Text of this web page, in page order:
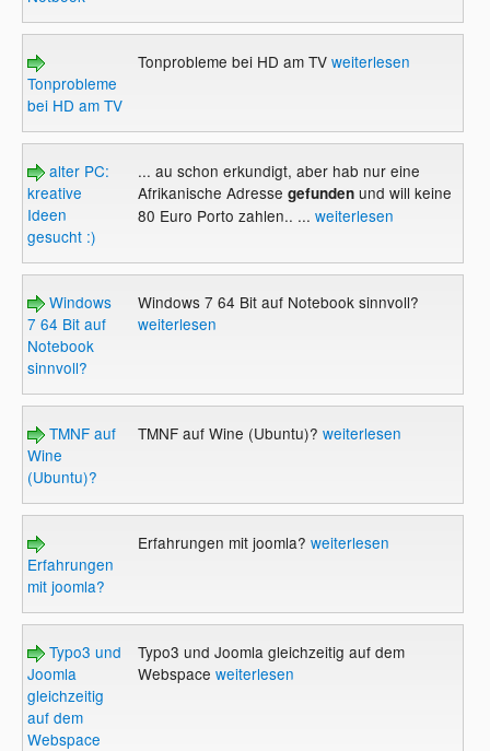
Tonprobleme
bei HD am TV
Tonprobleme bei HD am TV weiterlesen
alter PC:
kreative
Ideen
gesucht :)
... au schon erkundigt, aber hab nur eine
Afrikanische Adresse gefundenund will keine
80 Euro Porto zahlen.. ... weiterlesen
Windows
7 64 Bit auf
Notebook
sinnvoll?
Windows 7 64 Bit auf Notebook sinnvoll?
weiterlesen
TMNF auf
Wine
(Ubuntu)?
TMNF auf Wine (Ubuntu)? weiterlesen
Erfahrungen
mit joomla?
Erfahrungen mit joomla? weiterlesen
Typo3 und
Joomla
gleichzeitig
auf dem
Webspace
Typo3 und Joomla gleichzeitig auf dem
Webspace weiterlesen